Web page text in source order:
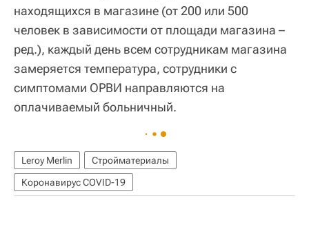
находящихся в магазине (от 200 или 500
человек в зависимости от площади магазина –
ред.), каждый день всем сотрудникам магазина
замеряется температура, сотрудники с
симптомами ОРВИ направляются на
оплачиваемый больничный.
Leroy Merlin
Стройматериалы
Коронавирус COVID-19